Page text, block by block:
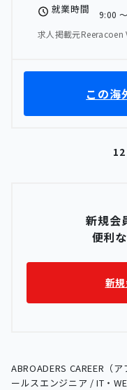
新規会
便利
新
ABROADERS CAREER（
ールスエンジニア / IT・
就業時間
9:00
求人掲載元Reeracoen
この海